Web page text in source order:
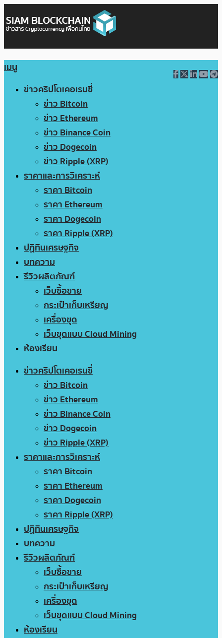
เมนู
ข่าวคริปโตเคอเรนซี่
ข่าว Bitcoin
ข่าว Ethereum
ข่าว Binance Coin
ข่าว Dogecoin
ข่าว Ripple (XRP)
ราคาและการวิเคราะห์
ราคา Bitcoin
ราคา Ethereum
ราคา Dogecoin
ราคา Ripple (XRP)
ปฏิทินเศรษฐกิจ
บทความ
รีวิวผลิตภัณฑ์
เว็บซื้อขาย
กระเป๋าเก็บเหรียญ
เครื่องขุด
เว็บขุดแบบ Cloud Mining
ห้องเรียน
ข่าวคริปโตเคอเรนซี่
ข่าว Bitcoin
ข่าว Ethereum
ข่าว Binance Coin
ข่าว Dogecoin
ข่าว Ripple (XRP)
ราคาและการวิเคราะห์
ราคา Bitcoin
ราคา Ethereum
ราคา Dogecoin
ราคา Ripple (XRP)
ปฏิทินเศรษฐกิจ
บทความ
รีวิวผลิตภัณฑ์
เว็บซื้อขาย
กระเป๋าเก็บเหรียญ
เครื่องขุด
เว็บขุดแบบ Cloud Mining
ห้องเรียน